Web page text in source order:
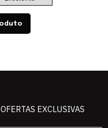
EXCLUSIVAS